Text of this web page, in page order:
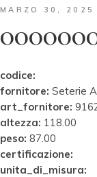
MARZO 30, 2025
codice:
fornitore: Seterie
art_fornitore:
altezza: 118.00
peso: 87.00
certificazione:
unita_di_misura: